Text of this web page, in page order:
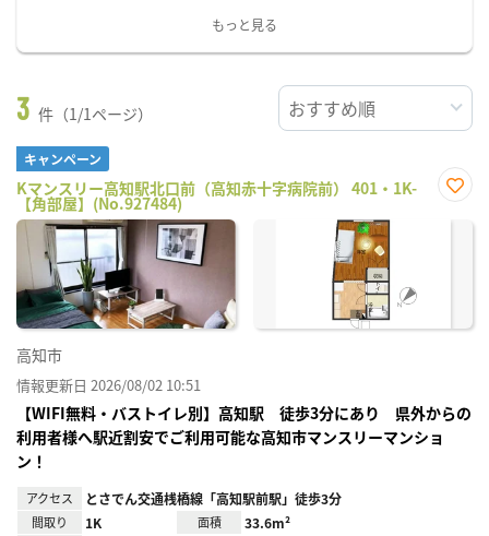
もっと見る
3 件（1/1ページ）
キャンペーン
Kマンスリー高知駅北口前（高知赤十字病院前） 401・1K-
【角部屋】(No.927484)
に入
高知市
情報更新日 2026/08/02 10:51
【WIFI無料・バストイレ別】高知駅 徒歩3分にあり 県外からの
利用者様へ駅近割安でご利用可能な高知市マンスリーマンショ
ン！
アクセス とさでん交通桟橋線「高知駅前駅」徒歩3分
間取り 1K 面積 33.6m²